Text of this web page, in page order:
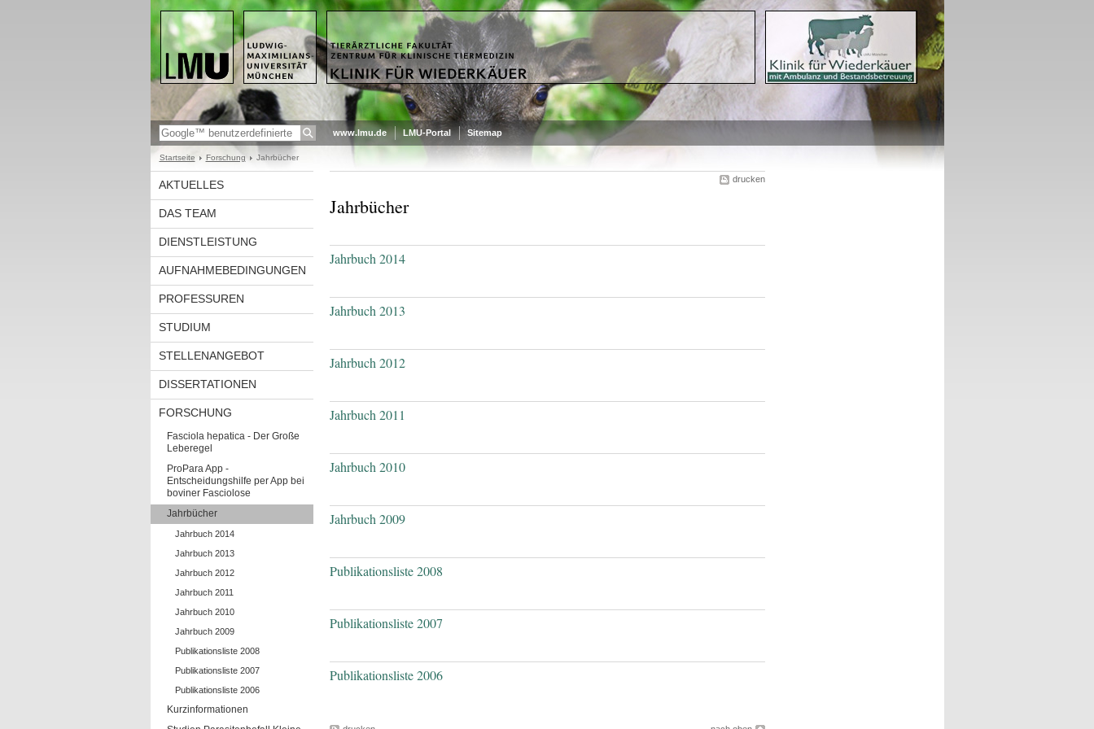
www.lmu.de LMU-Portal Sitemap
Startseite Forschung Jahrbücher
AKTUELLES
DAS TEAM
DIENSTLEISTUNG
AUFNAHMEBEDINGUNGEN
PROFESSUREN
STUDIUM
STELLENANGEBOT
DISSERTATIONEN
FORSCHUNG
Fasciola hepatica - Der Große
Leberegel
ProPara App -
Entscheidungshilfe per App bei
boviner Fasciolose
Jahrbücher
Jahrbuch 2014
Jahrbuch 2013
Jahrbuch 2012
Jahrbuch 2011
Jahrbuch 2010
Jahrbuch 2009
Publikationsliste 2008
Publikationsliste 2007
Publikationsliste 2006
Kurzinformationen
drucken
Jahrbücher
Jahrbuch 2014
Jahrbuch 2013
Jahrbuch 2012
Jahrbuch 2011
Jahrbuch 2010
Jahrbuch 2009
Publikationsliste 2008
Publikationsliste 2007
Publikationsliste 2006